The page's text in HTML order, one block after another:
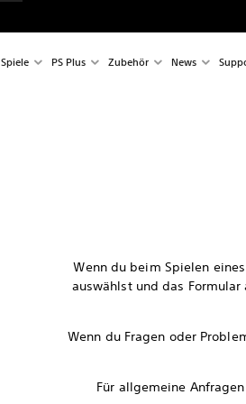
Spiele PS Plus Zubehör News
Wenn du beim Spielen
auswählst und das
Wenn du Fragen oder
Für allgemeine